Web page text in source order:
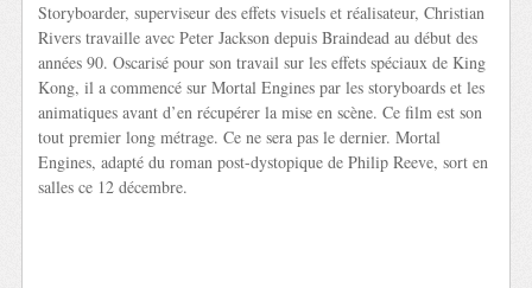
Storyboarder, superviseur des effets visuels et réalisateur, Christian
Rivers travaille avec Peter Jackson depuis Braindead au début des
années 90. Oscarisé pour son travail sur les effets spéciaux de King
Kong, il a commencé sur Mortal Engines par les storyboards et les
animatiques avant d’en récupérer la mise en scène. Ce film est son
tout premier long métrage. Ce ne sera pas le dernier. Mortal
Engines, adapté du roman post-dystopique de Philip Reeve, sort en
salles ce 12 décembre.